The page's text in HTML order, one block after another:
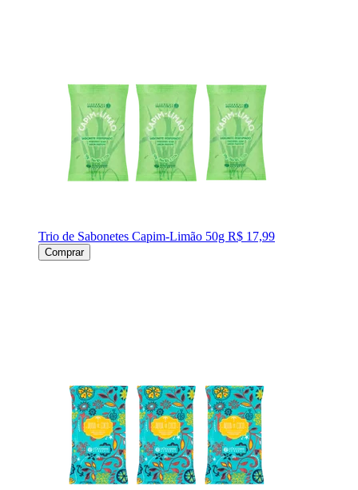
Trio de Sabonetes Capim-Limão 50g R$ 17,99
Comprar